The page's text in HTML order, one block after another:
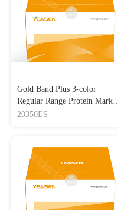
Gold Band Plus 3-color
Regular Range Protein Marker
(8-180 kDa) 三色预染蛋白质
20350ES